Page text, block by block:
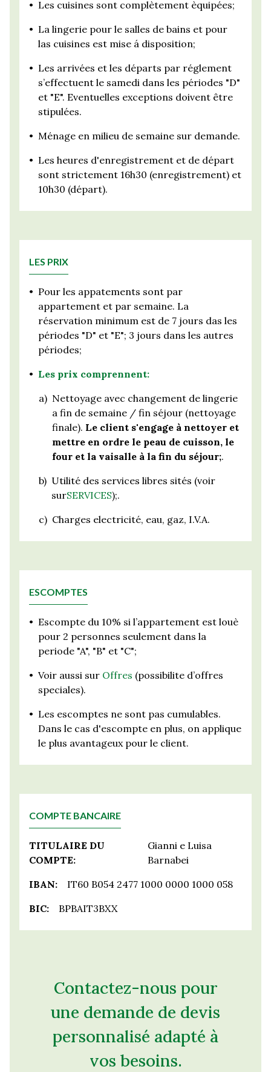
• Les cuisines sont complètement èquipées;
• La lingerie pour le salles de bains et pour
las cuisines est mise á disposition;
• Les arrivées et les départs par réglement
s’effectuent le samedi dans les périodes "D"
et "E". Eventuelles exceptions doivent être
stipulées.
• Ménage en milieu de semaine sur demande.
• Les heures d'enregistrement et de départ
sont strictement 16h30 (enregistrement) et
10h30 (départ).
LES PRIX
• Pour les appatements sont par
appartement et par semaine. La
réservation minimum est de 7 jours das les
périodes "D" et "E"; 3 jours dans les autres
périodes;
• Les prix comprennent:
a) Nettoyage avec changement de lingerie
a fin de semaine / fin séjour (nettoyage
finale). Le client s'engage à nettoyer et
mettre en ordre le peau de cuisson, le
four et la vaisalle à la fin du séjour;.
b) Utilité des services libres sités (voir
surSERVICES);.
c) Charges electricité, eau, gaz, I.V.A.
ESCOMPTES
• Escompte du 10% si l’appartement est louè
pour 2 personnes seulement dans la
periode "A", "B" et "C";
• Voir aussi sur Offres (possibilite d’offres
speciales).
• Les escomptes ne sont pas cumulables.
Dans le cas d'escompte en plus, on applique
le plus avantageux pour le client.
COMPTE BANCAIRE
TITULAIRE DU
COMPTE:
Gianni e Luisa
Barnabei
IBAN:
IT60 B054 2477 1000 0000 1000 058
BIC:
BPBAIT3BXX
Contactez-nous pour
une demande de devis
personnalisé adapté à
vos besoins.